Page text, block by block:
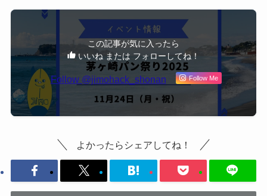
この記事が気に入ったら
いいね または フォローしてね！
Follow @jimohack_shonan Follow Me
よかったらシェアしてね！